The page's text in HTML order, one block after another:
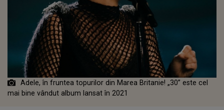
Adele, în fruntea topurilor din Marea Britanie! „30” este cel
mai bine vândut album lansat în 2021